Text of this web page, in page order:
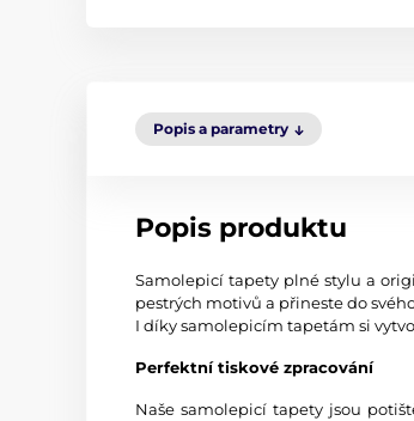
Popis a parametry
Popis produktu
Samolepicí tapety plné stylu a
pestrých motivů a přineste do
I díky samolepicím tapetám si
Perfektní tiskové zpracování
Naše samolepicí tapety jsou